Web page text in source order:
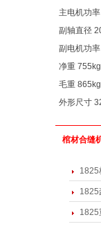
主电机功率
副轴直径
副电机功率
净重 755kg
毛重 865kg
外形尺寸
棺材合缝
1825
1825
1825